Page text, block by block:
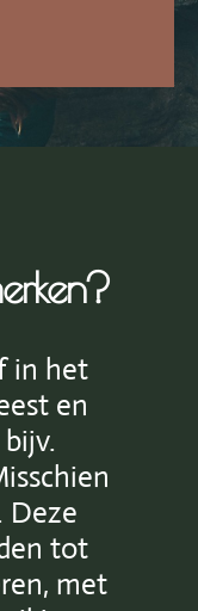
in het
en
Deze
tot
met